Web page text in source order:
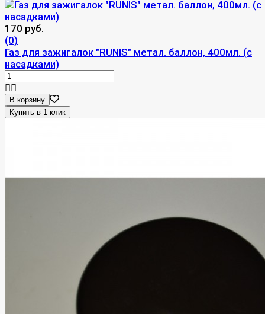
170 руб.
(0)
Газ для зажигалок "RUNIS" метал. баллон, 400мл. (с
насадками)
В корзину